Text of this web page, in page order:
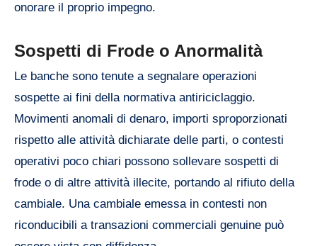
onorare il proprio impegno.
Sospetti di Frode o Anormalità
Le banche sono tenute a segnalare operazioni
sospette ai fini della normativa antiriciclaggio.
Movimenti anomali di denaro, importi sproporzionati
rispetto alle attività dichiarate delle parti, o contesti
operativi poco chiari possono sollevare sospetti di
frode o di altre attività illecite, portando al rifiuto della
cambiale. Una cambiale emessa in contesti non
riconducibili a transazioni commerciali genuine può